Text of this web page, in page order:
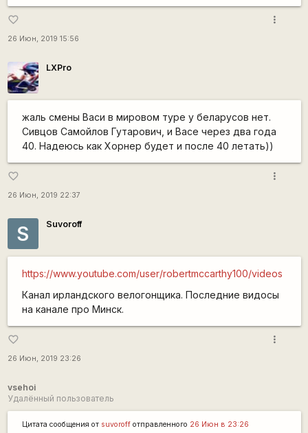
favorite_border
26 Июн, 2019 15:56
more_vert
LXPro
жаль смены Васи в мировом туре у беларусов нет.
Сивцов Самойлов Гутарович, и Васе через два года
40. Надеюсь как Хорнер будет и после 40 летать))
favorite_border
26 Июн, 2019 22:37
more_vert
S Suvoroff
https://www.youtube.com/user/robertmccarthy100/videos
Канал ирландского велогонщика. Последние видосы
на канале про Минск.
favorite_border
26 Июн, 2019 23:26
more_vert
vsehoi
Удалённый пользователь
Цитата сообщения от suvoroffотправленного 26 Июн в 23:26